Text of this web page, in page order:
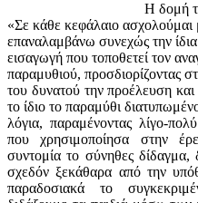
Η δομή
«Σε κάθε κεφάλαιο ασχολούμαι
επαναλαμβάνω συνεχώς την
εισαγωγή που τοποθετεί τον
παραμυθιού, προσδιορίζοντας
του δυνατού την προέλευση
το ίδιο το παραμύθι
λόγια, παραμένοντας λίγο-
που χρησιμοποίησα στην
συντομία το σύνηθες
σχεδόν ξεκάθαρα από την
παραδοσιακά το